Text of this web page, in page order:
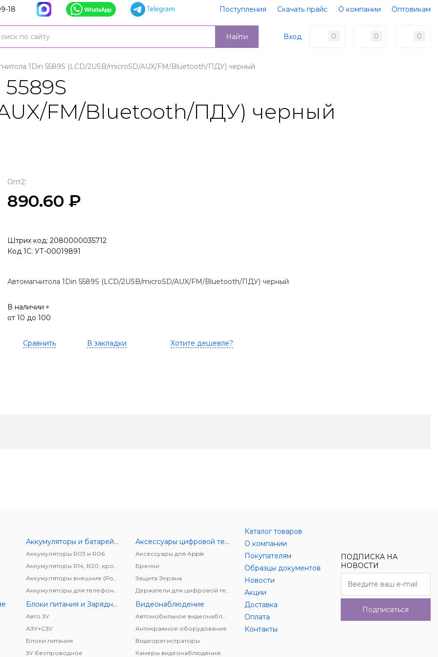
18 Поступления Скачать прайс О компании
Оптовикам
Доставка
Контакты
Вход 0 0 0
Найти
1Din 5589S (LCD/2USB/microSD/AUX/FM/Bluetooth/ПДУ) черный
FM/Bluetooth/ПДУ) черный
Опт2:
890.60 ₽
Штрих код: 2080000035712
Код 1С: УТ-00019891
Автомагнитола 1Din 5589S (LCD/2USB/microSD/AUX/FM/Bluetooth/ПДУ) черный
В наличии
от 10 до 100
Сравнить В закладки Хотите дешевле?
Аккумуляторы и батарейки
Аккумуляторы R03 и R06
Аксессуары цифровой техники
Аксессуары для Apple
Брелки
Защита Экрана
Блоки питания и Зарядные устройства
Авто ЗУ
АЗУ+CЗУ
Блоки питания
ЗУ беспроводное
Видеонаблюдение
Антикражное оборудование
Видеорегистраторы
Камеры видеонаблюдения
Каталог товаров
О компании
Покупателям
Образцы документов
Новости
Акции
Доставка
Оплата
Контакты
ПОДПИСКА НА
НОВОСТИ
Подписаться